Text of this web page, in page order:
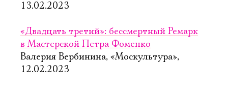
13.02.2023
«Двадцать третий»: бессмертный Ремарк
в Мастерской Петра Фоменко
Валерия Вербинина, «Москультура»,
12.02.2023